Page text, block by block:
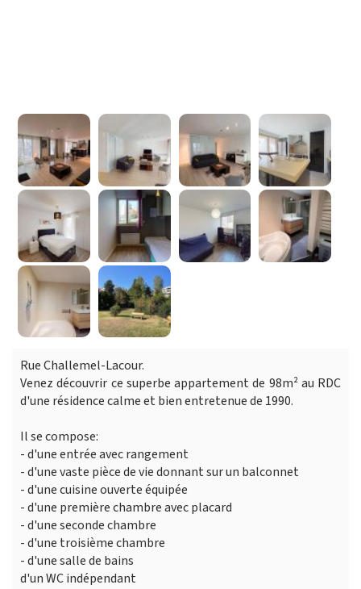
Rue Challemel-Lacour.
Venez découvrir ce superbe appartement de 98m² au RDC
d'une résidence calme et bien entretenue de 1990.
Il se compose:
- d'une entrée avec rangement
- d'une vaste pièce de vie donnant sur un balconnet
- d'une cuisine ouverte équipée
- d'une première chambre avec placard
- d'une seconde chambre
- d'une troisième chambre
- d'une salle de bains
d'un WC indépendant